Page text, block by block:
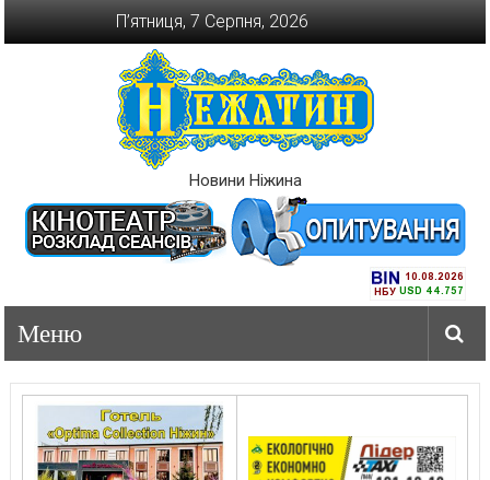
П’ятниця, 7 Серпня, 2026
Новини Ніжина